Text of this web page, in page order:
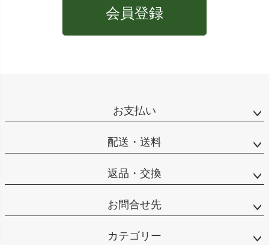
会員登録
お支払い
配送・送料
返品・交換
お問合せ先
カテゴリー